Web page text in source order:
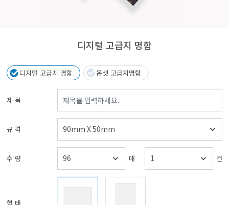
디지털 고급지 명함
디지털 고급지 명함 옵셋 고급지명함
제 목
규 격
수 량 매 건
형 태